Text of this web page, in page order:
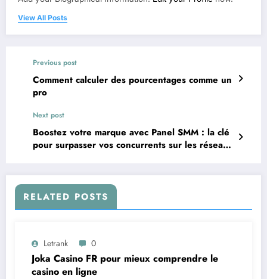
View All Posts
Previous post
Comment calculer des pourcentages comme un
pro
Next post
Boostez votre marque avec Panel SMM : la clé
pour surpasser vos concurrents sur les réseaux
RELATED POSTS
Letrank 0
Joka Casino FR pour mieux comprendre le
casino en ligne